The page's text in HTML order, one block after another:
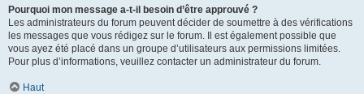
Pourquoi mon message a-t-il besoin d’être approuvé ?
Les administrateurs du forum peuvent décider de soumettre à des vérifications
les messages que vous rédigez sur le forum. Il est également possible que
vous ayez été placé dans un groupe d’utilisateurs aux permissions limitées.
Pour plus d’informations, veuillez contacter un administrateur du forum.
Haut